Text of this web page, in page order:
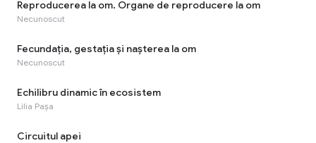
Reproducerea la om. Organe de reproducere la om
Necunoscut
Fecundaţia, gestaţia şi naşterea la om
Necunoscut
Echilibru dinamic în ecosistem
Lilia Pașa
Circuitul apei